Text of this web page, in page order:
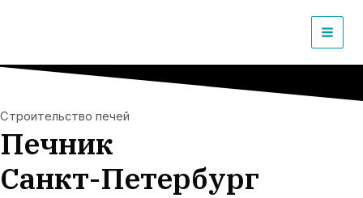
Строительство печей
Печник
Санкт-Петербург